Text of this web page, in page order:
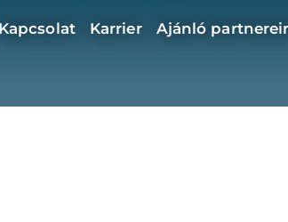
Kapcsolat Karrier Ajánló